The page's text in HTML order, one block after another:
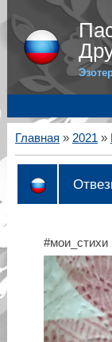
Главная » 2021 »
#мои_стихи